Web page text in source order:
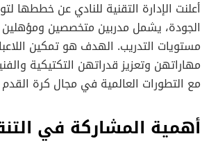
أعلنت الإدارة التقنية للنادي عن خططها
الجودة، يشمل مدربين متخصصين
مستويات التدريب. الهدف هو تمكين
مهاراتهن وتعزيز قدراتهن التكتيكية
مع التطورات العالمية في مجال كرة
أهمية المشاركة في